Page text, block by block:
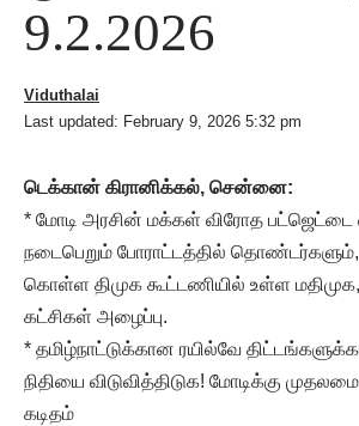
9.2.2026
Last updated: February 9, 2026 5:32 pm
Viduthalai
டெக்கான் கிரானிக்கல், சென்னை:
* மோடி அரசின் மக்கள் விரோத பட்ஜெட்டை
நடைபெறும் போராட்டத்தில்
கொள்ள திமுக கூட்டணியில் உள்ள மதிமுக,
கட்சிகள் அழைப்பு.
* தமிழ்நாட்டுக்கான ரயில்வே
நிதியை விடுவித்திடுக! மோடிக்கு
கடிதம்